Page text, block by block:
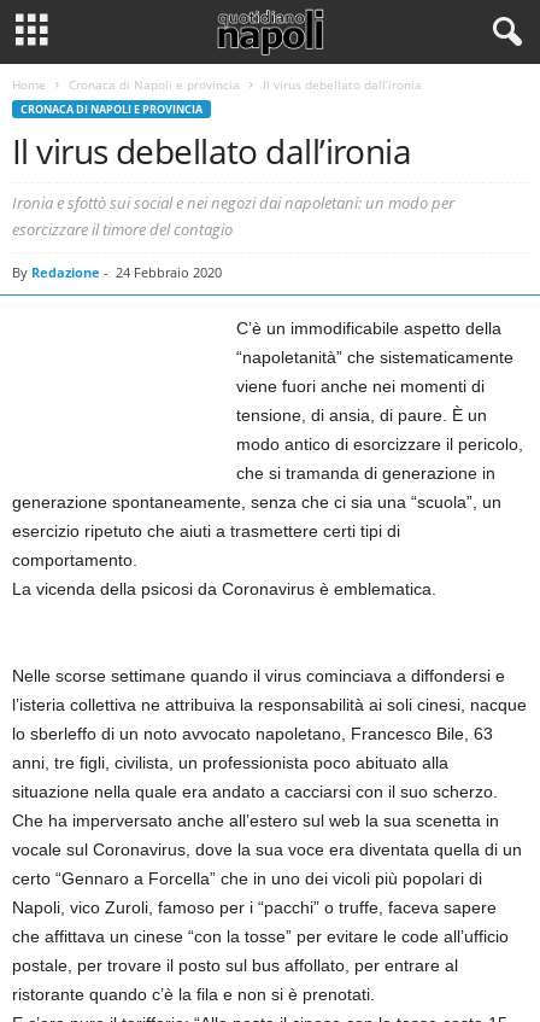
Home Cronaca di Napoli e provincia Il virus debellato dall’ironia
CRONACA DI NAPOLI E PROVINCIA
Il virus debellato dall’ironia
Ironia e sfottò sui social e nei negozi dai napoletani: un modo per
esorcizzare il timore del contagio
By Redazione - 24 Febbraio 2020
C’è un immodificabile aspetto della
“napoletanità” che sistematicamente
viene fuori anche nei momenti di
tensione, di ansia, di paure. È un
modo antico di esorcizzare il pericolo,
che si tramanda di generazione in
generazione spontaneamente, senza che ci sia una “scuola”, un
esercizio ripetuto che aiuti a trasmettere certi tipi di
comportamento.
La vicenda della psicosi da Coronavirus è emblematica.
Nelle scorse settimane quando il virus cominciava a diffondersi e
l’isteria collettiva ne attribuiva la responsabilità ai soli cinesi, nacque
lo sberleffo di un noto avvocato napoletano, Francesco Bile, 63
anni, tre figli, civilista, un professionista poco abituato alla
situazione nella quale era andato a cacciarsi con il suo scherzo.
Che ha imperversato anche all’estero sul web la sua scenetta in
vocale sul Coronavirus, dove la sua voce era diventata quella di un
certo “Gennaro a Forcella” che in uno dei vicoli più popolari di
Napoli, vico Zuroli, famoso per i “pacchi” o truffe, faceva sapere
che affittava un cinese “con la tosse” per evitare le code all’ufficio
postale, per trovare il posto sul bus affollato, per entrare al
ristorante quando c’è la fila e non si è prenotati.